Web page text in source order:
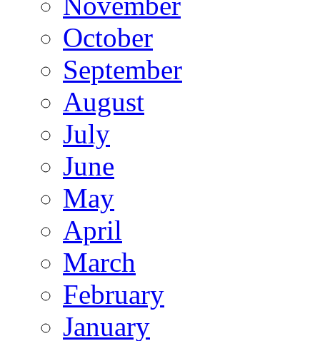
October
September
August
July
June
May
April
March
February
January